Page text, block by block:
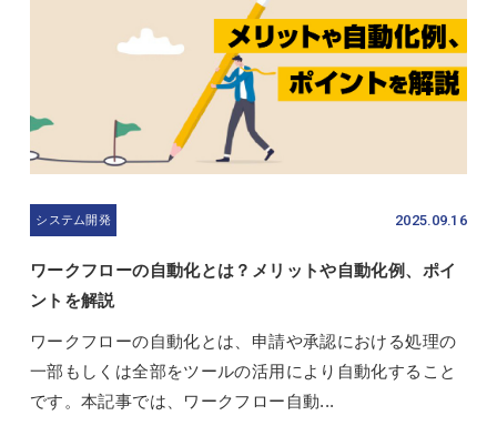
システム開発 2025.09.16
ワークフローの自動化とは？メリットや自動化例、ポイ
ントを解説
ワークフローの自動化とは、申請や承認における処理の
一部もしくは全部をツールの活用により自動化すること
です。本記事では、ワークフロー自動...